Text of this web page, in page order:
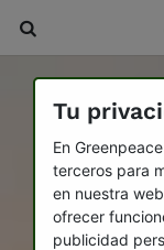
Tu
En
terceros para
en nuestra
ofrecer
publicidad